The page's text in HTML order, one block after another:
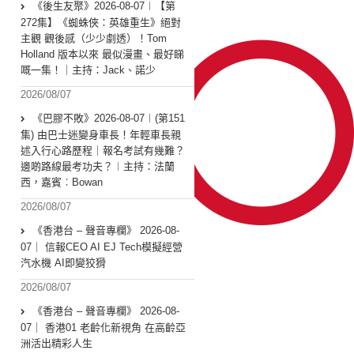
《後生友聚》2026-08-07︱【第
272集】《蜘蛛俠：英雄重生》絕對
主觀 觀後感（少少劇透）！Tom
Holland 版本以來 最似漫畫、最好睇
嘅一集！｜主持：Jack、諾少
2026/08/07
《巴膠不敗》2026-08-07︱(第151
集) 由巴士迷變身車長！年輕車長親
述入行心路歷程｜報名考試有幾難？
邊啲路線最考功夫？︱主持：法蘭
西，嘉賓︰Bowan
2026/08/07
《香港台 – 聲音專欄》 2026-08-
07｜ 信報CEO AI EJ Tech模擬經營
汽水機 AI即變狡猾
2026/08/07
《香港台 – 聲音專欄》 2026-08-
07｜ 香港01 老齡化新視角 在高齡亞
洲活出精彩人生